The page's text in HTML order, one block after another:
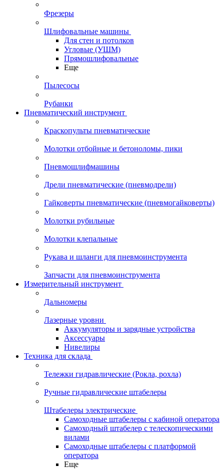
Фрезеры
Шлифовальные машины
Для стен и потолков
Угловые (УШМ)
Прямошлифовальные
Еще
Пылесосы
Рубанки
Пневматический инструмент
Краскопульты пневматические
Молотки отбойные и бетоноломы, пики
Пневмошлифмашины
Дрели пневматические (пневмодрели)
Гайковерты пневматические (пневмогайковерты)
Молотки рубильные
Молотки клепальные
Рукава и шланги для пневмоинструмента
Запчасти для пневмоинструмента
Измерительный инструмент
Дальномеры
Лазерные уровни
Аккумуляторы и зарядные устройства
Аксессуары
Нивелиры
Техника для склада
Тележки гидравлические (Рокла, рохла)
Ручные гидравлические штабелеры
Штабелеры электрические
Самоходные штабелеры с кабиной оператора
Самоходный штабелер с телескопическими
вилами
Самоходные штабелеры с платформой
оператора
Еще